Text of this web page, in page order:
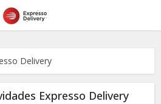
Delivery
Expresso Delivery